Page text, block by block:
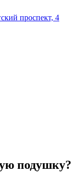
проспект, 4
подушку?